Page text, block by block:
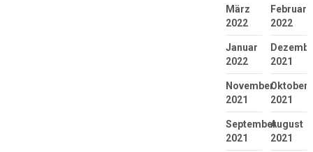
März
2022
Februar
2022
Januar
2022
2021
November
2021
Oktober
2021
September
2021
August
2021